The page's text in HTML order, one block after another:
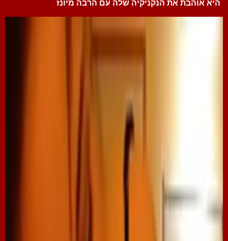
היא אוהבת את הנקניקיה שלה עם הרבה מיונז